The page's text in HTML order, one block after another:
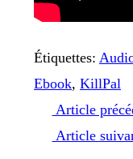
Étiquettes:
Ebook, KillPal
Read
Article
Article